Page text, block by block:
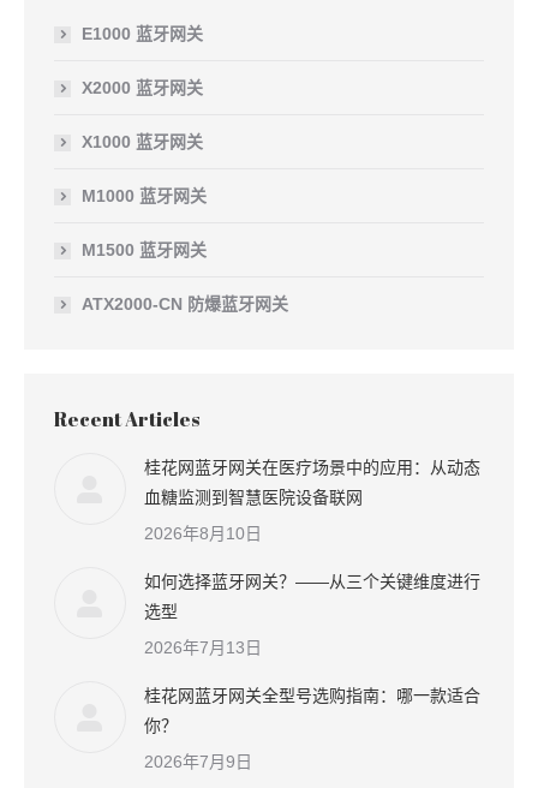
E1000 蓝牙网关
X2000 蓝牙网关
X1000 蓝牙网关
M1000 蓝牙网关
M1500 蓝牙网关
ATX2000-CN 防爆蓝牙网关
Recent Articles
桂花网蓝牙网关在医疗场景中的应用：从动态
血糖监测到智慧医院设备联网
2026年8月10日
如何选择蓝牙网关？——从三个关键维度进行
选型
2026年7月13日
桂花网蓝牙网关全型号选购指南：哪一款适合
你？
2026年7月9日